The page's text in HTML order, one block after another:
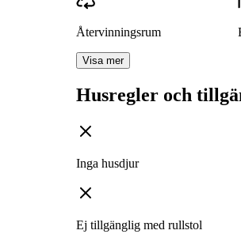
Återvinningsrum
Visa mer
Husregler och
Inga husdjur
Ej tillgänglig med rullstol